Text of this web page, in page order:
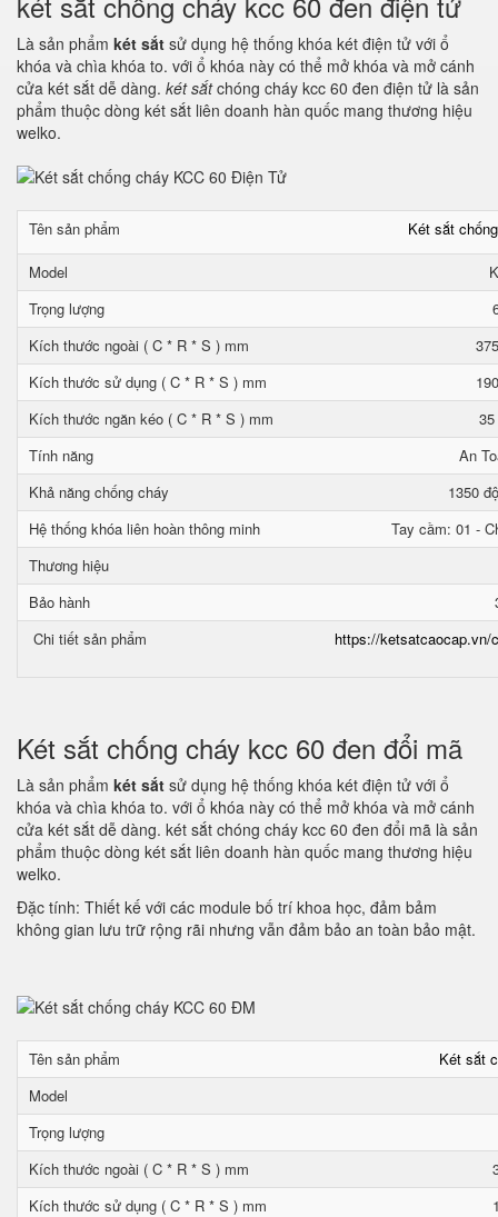
Là sản phẩm két sắt sử dụng hệ thống khóa két điện tử với ổ
khóa và chìa khóa to. với ổ khóa này có thể mở khóa và mở cánh
cửa két sắt dễ dàng. két sắtchóng cháy kcc 60 đen điện tử là sản
phẩm thuộc dòng két sắt liên doanh hàn quốc mang thương hiệu
welko.
Tên sản phẩm Két sắt
Model
Trọng lượng
Kích thước ngoài ( C * R * S ) mm
Kích thước sử dụng ( C * R * S ) mm
Kích thước ngăn kéo ( C * R * S ) mm
Tính năng
An
Khả năng chống cháy
1350
Hệ thống khóa liên hoàn thông minh
Tay cầm: 01 -
Thương hiệu
Bảo hành
Chi tiết sản phẩm
https://ketsatcaocap.vn/
Két sắt chống cháy kcc 60 đen đổi mã
Là sản phẩm két sắt sử dụng hệ thống khóa két điện tử với ổ
khóa và chìa khóa to. với ổ khóa này có thể mở khóa và mở cánh
cửa két sắt dễ dàng. két sắt chóng cháy kcc 60 đen đổi mã là sản
phẩm thuộc dòng két sắt liên doanh hàn quốc mang thương hiệu
welko.
Đặc tính: Thiết kế với các module bố trí khoa học, đảm bảm
không gian lưu trữ rộng rãi nhưng vẫn đảm bảo an toàn bảo mật.
Tên sản phẩm
Két sắt
Model
Trọng lượng
Kích thước ngoài ( C * R * S ) mm
Kích thước sử dụng ( C * R * S ) mm